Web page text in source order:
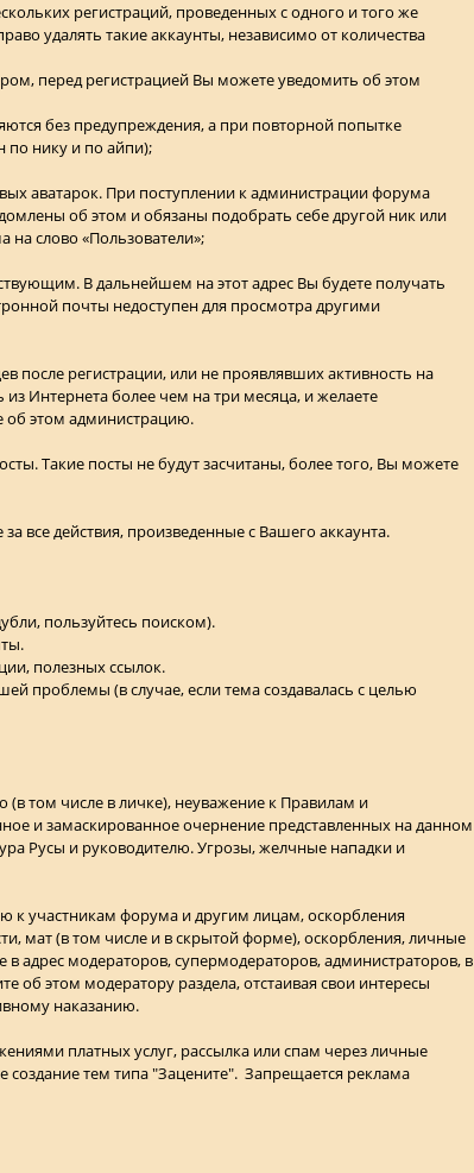
регистраций, проведенных с одного и того же
удалять такие аккаунты, независимо от количества
перед регистрацией Вы можете уведомить об этом
без предупреждения, а при повторной попытке
по нику и по айпи);
аватарок. При поступлении к администрации форума
об этом и обязаны подобрать себе другой ник или
слово «Пользователи»;
В дальнейшем на этот адрес Вы будете получать
почты недоступен для просмотра другими
после регистрации, или не проявлявших активность на
Интернета более чем на три месяца, и желаете
об этом администрацию.
Такие посты не будут засчитаны, более того, Вы можете
все действия, произведенные с Вашего аккаунта.
пользуйтесь поиском).
полезных ссылок.
проблемы (в случае, если тема создавалась с целью
(в том числе в личке), неуважение к Правилам и
и замаскированное очернение представленных на данном
Русы и руководителю. Угрозы, желчные нападки и
к участникам форума и другим лицам, оскорбления
мат (в том числе и в скрытой форме), оскорбления, личные
адрес модераторов, супермодераторов, администраторов, в
об этом модератору раздела, отстаивая свои интересы
наказанию.
платных услуг, рассылка или спам через личные
тем типа "Зацените". Запрещается реклама